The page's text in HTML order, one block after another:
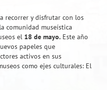
recorrer y disfrutar con los
comunidad museística
el 18 de mayo. Este año
papeles que
activos en sus
como ejes culturales: El